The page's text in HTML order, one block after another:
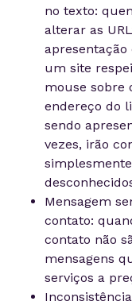
no texto:
alterar as
um site
mouse sobre
endereço do
sendo
vezes, irão
Mensagem
contato:
contato não
mensagens
serviços a